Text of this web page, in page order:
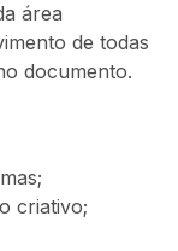
área
de todas
documento.
criativo;